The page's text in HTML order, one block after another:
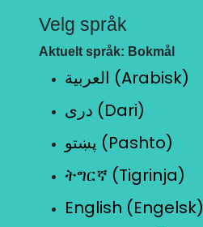
Velg språk
Aktuelt språk: Bokmål
العربية (Arabisk)
دری (Dari)
پښتو (Pashto)
ትግርኛ (Tigrinja)
English (Engelsk)